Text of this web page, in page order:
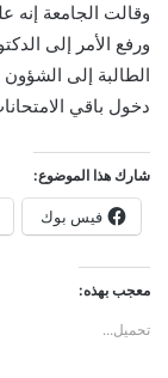
وقالت الجامعة إنه
ورفع الأمر إلى
الطالبة إلى الشؤون
دخول باقي
شارك هذا الموضوع:
فيس بوك
معجب بهذه:
تحميل...